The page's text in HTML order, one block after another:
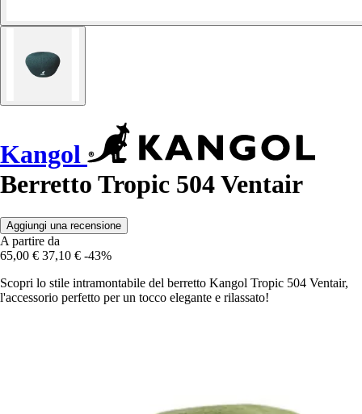
Kangol
Berretto Tropic 504 Ventair
Aggiungi una recensione
A partire da
65,00 € 37,10 € -43%
Scopri lo stile intramontabile del berretto Kangol Tropic 504 Ventair,
l'accessorio perfetto per un tocco elegante e rilassato!